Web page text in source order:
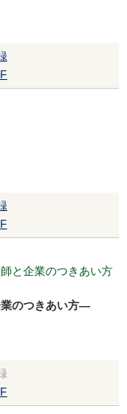
と企業のつきあい方
のつきあい方―